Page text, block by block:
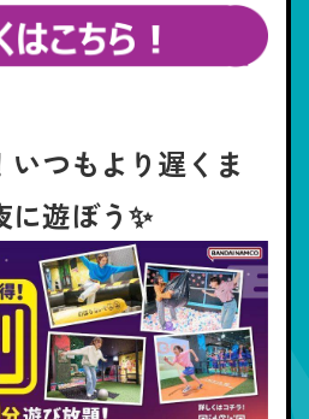
つもより遅くま
に遊ぼう✨